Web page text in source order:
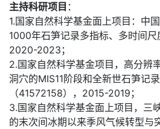
主持科研项目 ：
1.国家自然科学基金面上项目：中
1000年石笋记录多指标、多时间尺
2020-2023；
2.国家自然科学基金项目，高分辨
洞穴的MIS11阶段和全新世石笋记
（41572158），2015-2019；
3.国家自然科学基金面上项目，三
的末次间冰期以来季风气候转型与